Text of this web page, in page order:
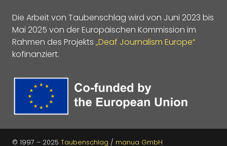
Die Arbeit von Taubenschlag wird von Juni 2023 bis
Mai 2025 von der Europäischen Kommission im
Rahmen des Projekts „Deaf Journalism Europe“
kofinanziert.
© 1997 – 2025 Taubenschlag / manua GmbH